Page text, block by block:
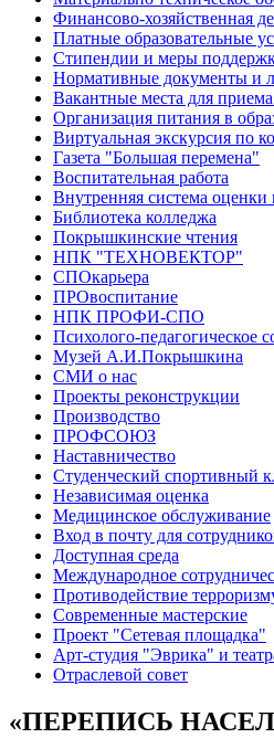
Финансово-хозяйственная
Платные образовательные
Стипендии и меры
Нормативные документы и
Вакантные места для
Организация питания в
Виртуальная экскурсия по
Газета "Большая перемена"
Воспитательная работа
Внутренняя система оценки
Библиотека колледжа
Покрышкинские чтения
НПК "ТЕХНОВЕКТОР"
СПОкарьера
ПРОвоспитание
НПК ПРОФИ-СПО
Психолого-педагогическое
Музей А.И.Покрышкина
СМИ о нас
Проекты реконструкции
Производство
ПРОФСОЮЗ
Наставничество
Студенческий спортивный
Независимая оценка
Медицинское обслуживание
Вход в почту для
Доступная среда
Международное
Противодействие
Современные мастерские
Проект "Сетевая площадка"
Арт-студия "Эврика" и
Отраслевой совет
«ПЕРЕПИСЬ